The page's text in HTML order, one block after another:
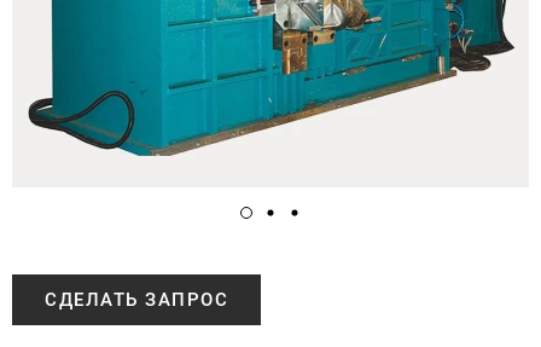
СДЕЛАТЬ ЗАПРОС